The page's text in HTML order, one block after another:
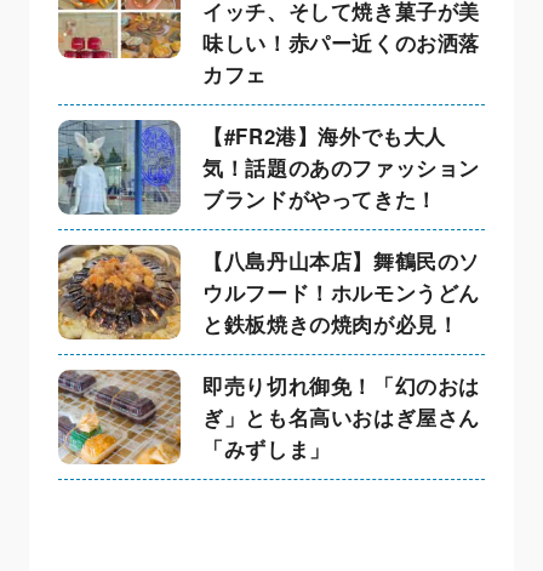
イッチ、そして焼き菓子が美
味しい！赤パー近くのお洒落
カフェ
【#FR2港】海外でも大人
気！話題のあのファッション
ブランドがやってきた！
【八島丹山本店】舞鶴民のソ
ウルフード！ホルモンうどん
と鉄板焼きの焼肉が必見！
即売り切れ御免！「幻のおは
ぎ」とも名高いおはぎ屋さん
「みずしま」